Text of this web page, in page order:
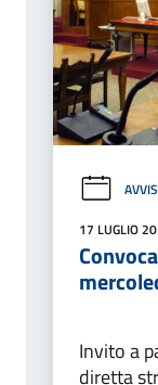
17 LUGLIO
Invito a
diretta